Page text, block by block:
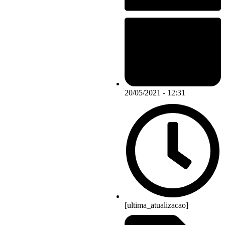
20/05/2021 - 12:31
[ultima_atualizacao]